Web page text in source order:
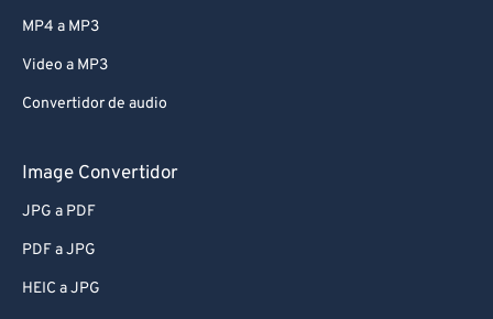
MP4 a MP3
Video a MP3
Convertidor de audio
Image Convertidor
JPG a PDF
PDF a JPG
HEIC a JPG